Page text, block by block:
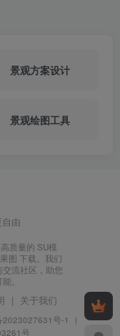
景观方案设计
景观绘图工具
由
质量的 SU模
图 下载。我们
流社区，助您
。
| 关于我们
2023027631号-1
|
号